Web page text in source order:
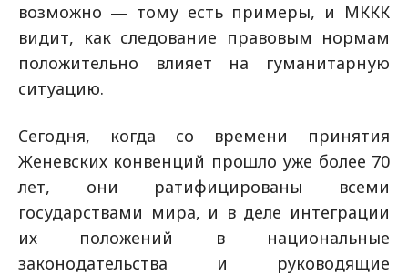
возможно ― тому есть примеры, и МККК
видит, как следование правовым нормам
положительно влияет на гуманитарную
ситуацию.
Cегодня, когда со времени принятия
Женевских конвенций прошло уже более 70
лет, они ратифицированы всеми
государствами мира, и в деле интеграции
их положений в национальные
законодательства и руководящие